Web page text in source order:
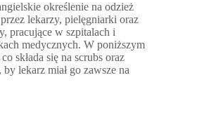
określenie na odzież
lekarzy, pielęgniarki oraz
pracujące w szpitalach i
medycznych. W poniższym
składa się na scrubs oraz
lekarz miał go zawsze na